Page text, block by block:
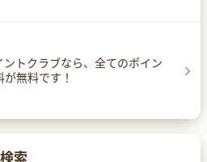
ントクラブなら、全てのポイン
が無料です！
索